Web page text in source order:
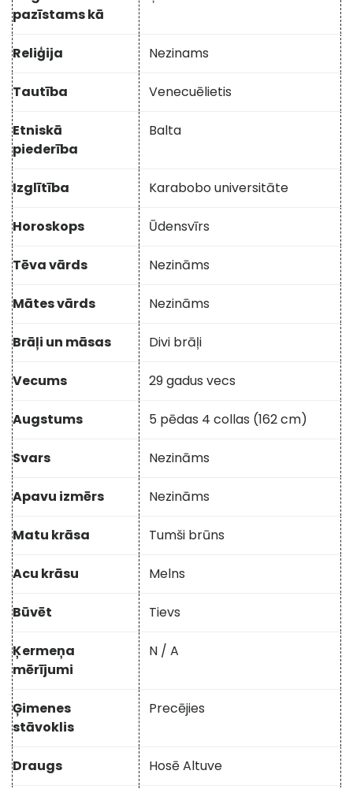
pazīstams kā
Reliģija Nezinams
Tautība Venecuēlietis
Etniskā
piederība
Balta
Izglītība Karabobo universitāte
Horoskops Ūdensvīrs
Tēva vārds Nezināms
Mātes vārds Nezināms
Brāļi un māsas Divi brāļi
Vecums 29 gadus vecs
Augstums 5 pēdas 4 collas (162 cm)
Svars Nezināms
Apavu izmērs Nezināms
Matu krāsa Tumši brūns
Acu krāsu Melns
Būvēt Tievs
Ķermeņa
mērījumi
N / A
Ģimenes
stāvoklis
Precējies
Draugs Hosē Altuve